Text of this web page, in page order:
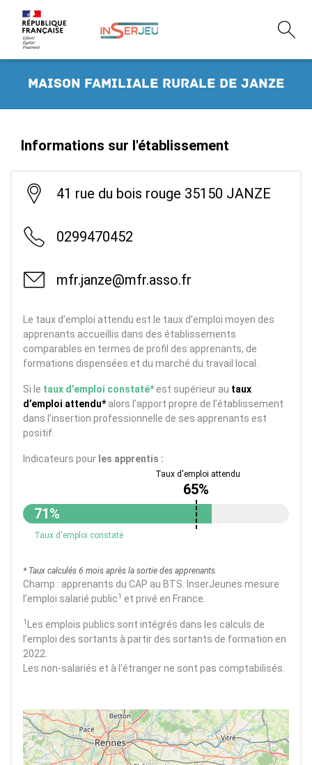
Maison Familiale Rurale de Janze
Informations sur l'établissement
41 rue du bois rouge 35150 JANZE
0299470452
mfr.janze@mfr.asso.fr
Le taux d’emploi attendu est le taux d’emploi moyen des
apprenants accueillis dans des établissements
comparables en termes de profil des apprenants, de
formations dispensées et du marché du travail local.
Si le taux d’emploi constaté*est supérieur au taux
d’emploi attendu*alors l’apport propre de l’établissement
dans l’insertion professionnelle de ses apprenants est
positif.
Indicateurs pour les apprentis :
65%
71%
Taux d'emploi constaté
* Taux calculés 6 mois après la sortie des apprenants.
Champ : apprenants du CAP au BTS. InserJeunes mesure
l’emploi salarié public1 et privé en France.
1
Les emplois publics sont intégrés dans les calculs de
l’emploi des sortants à partir des sortants de formation en
2022.
Les non-salariés et à l’étranger ne sont pas comptabilisés.